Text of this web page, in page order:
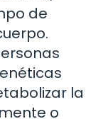
de
la
o